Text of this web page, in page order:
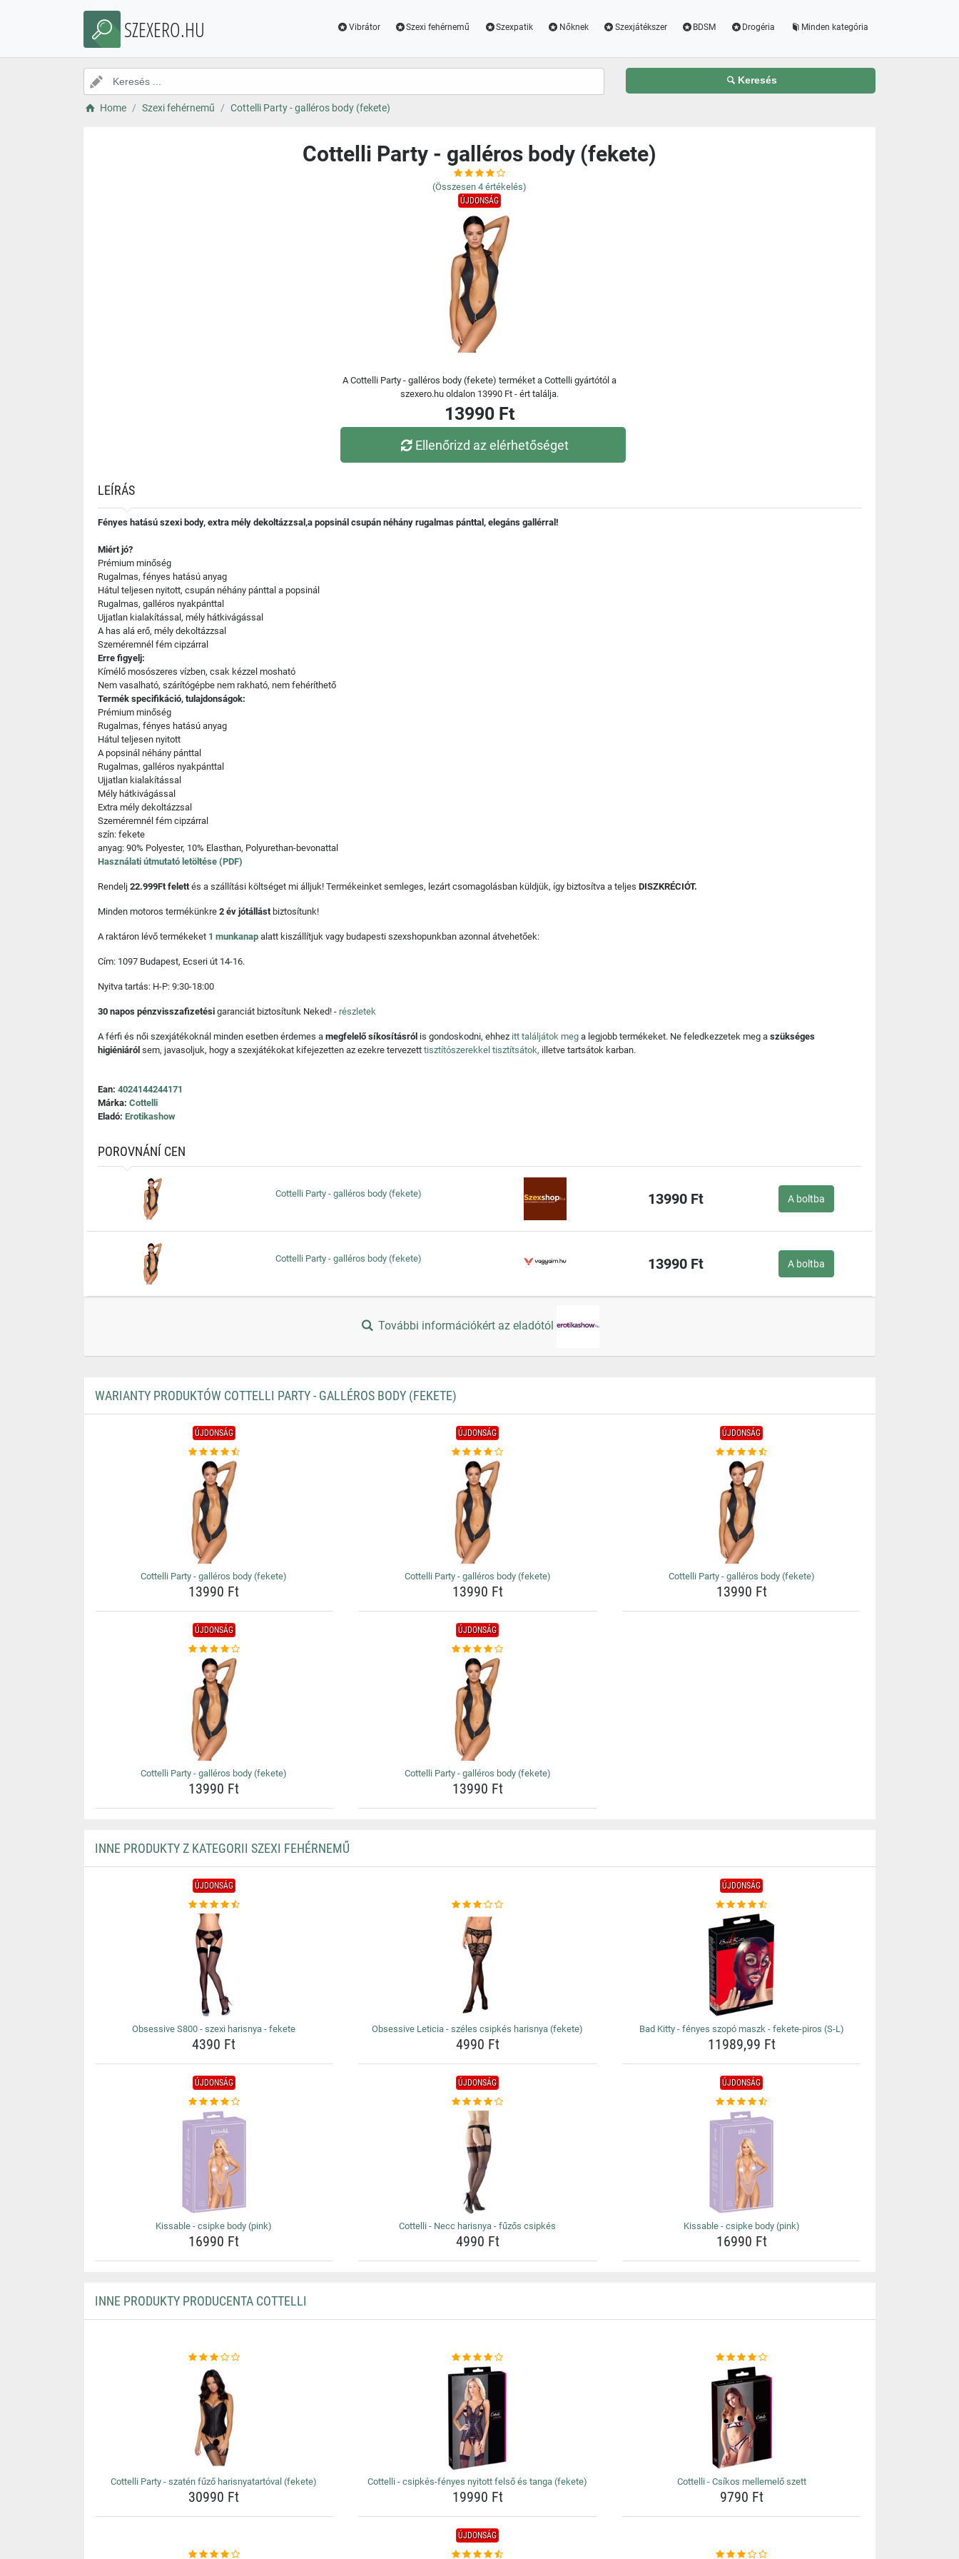
SZEXERO.HU Vibrátor Szexi fehérnemű Szexpatik Nőknek Szexjátékszer BDSM Drogéria Minden kategória
Keresés
Home Szexi fehérnemű Cottelli Party - galléros body (fekete)
Cottelli Party - galléros body (fekete)
(Összesen 4 értékelés)
ÚJDONSÁG
A Cottelli Party - galléros body (fekete) terméket a Cottelli gyártótól a
szexero.hu oldalon 13990 Ft - ért találja.
13990 Ft
Ellenőrizd az elérhetőséget
LEÍRÁS
Fényes hatású szexi body, extra mély dekoltázzsal,a popsinál csupán néhány rugalmas pánttal, elegáns gallérral!
Miért jó?
Prémium minőség
Rugalmas, fényes hatású anyag
Hátul teljesen nyitott, csupán néhány pánttal a popsinál
Rugalmas, galléros nyakpánttal
Ujjatlan kialakítással, mély hátkivágással
A has alá erő, mély dekoltázzsal
Szeméremnél fém cipzárral
Erre figyelj:
Kímélő mosószeres vízben, csak kézzel mosható
Nem vasalható, szárítógépbe nem rakható, nem fehéríthető
Termék specifikáció, tulajdonságok:
Prémium minőség
Rugalmas, fényes hatású anyag
Hátul teljesen nyitott
A popsinál néhány pánttal
Rugalmas, galléros nyakpánttal
Ujjatlan kialakítással
Mély hátkivágással
Extra mély dekoltázzsal
Szeméremnél fém cipzárral
szín: fekete
anyag: 90% Polyester, 10% Elasthan, Polyurethan-bevonattal
Használati útmutató letöltése (PDF)
Rendelj 22.999Ft felettés a szállítási költséget mi álljuk! Termékeinket semleges, lezárt csomagolásban küldjük, így biztosítva a teljes DISZKRÉCIÓT.
Minden motoros termékünkre 2 év jótállást biztosítunk!
A raktáron lévő termékeket 1 munkanap alatt kiszállítjuk vagy budapesti szexshopunkban azonnal átvehetőek:
Cím: 1097 Budapest, Ecseri út 14-16.
Nyitva tartás: H-P: 9:30-18:00
30 napos pénzvisszafizetési garanciát biztosítunk Neked! - részletek
A férfi és női szexjátékoknál minden esetben érdemes a megfelelő síkosításról is gondoskodni, ehhez itt találjátok meg a legjobb termékeket. Ne feledkezzetek meg a szükséges
higiéniáról sem, javasoljuk, hogy a szexjátékokat kifejezetten az ezekre tervezett tisztítószerekkel tisztítsátok, illetve tartsátok karban.
Ean: 4024144244171
Márka: Cottelli
Eladó: Erotikashow
POROVNÁNÍ CEN
Cottelli Party - galléros body (fekete) 13990 Ft A boltba
Cottelli Party - galléros body (fekete) 13990 Ft A boltba
További információkért az eladótól
WARIANTY PRODUKTÓW COTTELLI PARTY - GALLÉROS BODY (FEKETE)
ÚJDONSÁG
Cottelli Party - galléros body (fekete)
13990 Ft
ÚJDONSÁG
Cottelli Party - galléros body (fekete)
13990 Ft
ÚJDONSÁG
Cottelli Party - galléros body (fekete)
13990 Ft
ÚJDONSÁG
Cottelli Party - galléros body (fekete)
13990 Ft
ÚJDONSÁG
Cottelli Party - galléros body (fekete)
13990 Ft
INNE PRODUKTY Z KATEGORII SZEXI FEHÉRNEMŰ
ÚJDONSÁG
Obsessive S800 - szexi harisnya - fekete
4390 Ft
Obsessive Leticia - széles csipkés harisnya (fekete)
4990 Ft
ÚJDONSÁG
Bad Kitty - fényes szopó maszk - fekete-piros (S-L)
11989,99 Ft
ÚJDONSÁG
Kissable - csipke body (pink)
16990 Ft
ÚJDONSÁG
Cottelli - Necc harisnya - fűzős csipkés
4990 Ft
ÚJDONSÁG
Kissable - csipke body (pink)
16990 Ft
INNE PRODUKTY PRODUCENTA COTTELLI
Cottelli Party - szatén fűző harisnyatartóval (fekete)
30990 Ft
Cottelli - csipkés-fényes nyitott felső és tanga (fekete)
19990 Ft
Cottelli - Csíkos mellemelő szett
9790 Ft
ÚJDONSÁG